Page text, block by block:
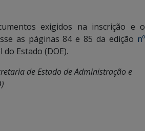
exigidos na inscrição e o
as páginas 84 e 85 da edição nº
Estado (DOE).
de Estado de Administração e